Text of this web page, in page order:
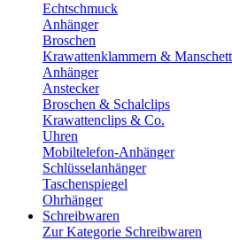
Echtschmuck
Anhänger
Broschen
Krawattenklammern &
Anhänger
Anstecker
Broschen & Schalclips
Krawattenclips & Co.
Uhren
Mobiltelefon-Anhänger
Schlüsselanhänger
Taschenspiegel
Ohrhänger
Schreibwaren
Zur Kategorie Schreibwaren